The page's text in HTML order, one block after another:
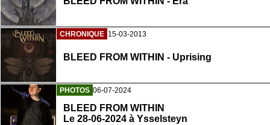
CHRONIQUE 15-03-2013
BLEED FROM WITHIN - Uprising
PHOTOS 06-07-2024
BLEED FROM WITHIN
Le 28-06-2024 à Ysselsteyn